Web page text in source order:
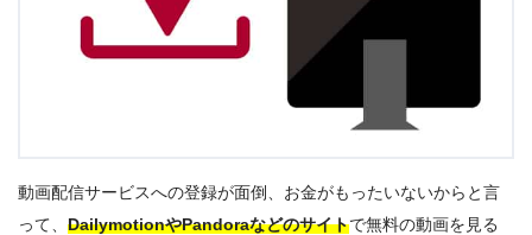
動画配信サービスへの登録が面倒、お金がもったいないからと言
って、 DailymotionやPandoraなどのサイトで無料の動画を見る